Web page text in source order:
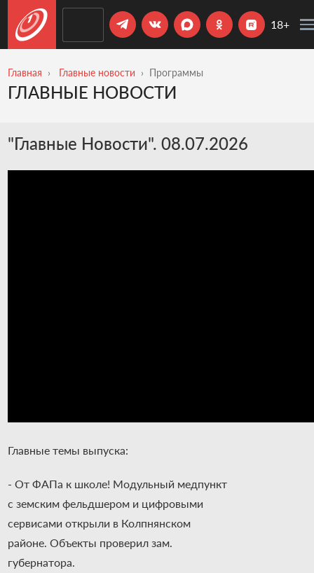
18+
Главная Главные новости Программы
ГЛАВНЫЕ НОВОСТИ
"Главные Новости". 08.07.2026
Главные темы выпуска:
- От ФАПа к школе! Модульный медпункт
с земским фельдшером и цифровыми
сервисами открыли в Колпнянском
районе. Объекты проверил зам.
губернатора.